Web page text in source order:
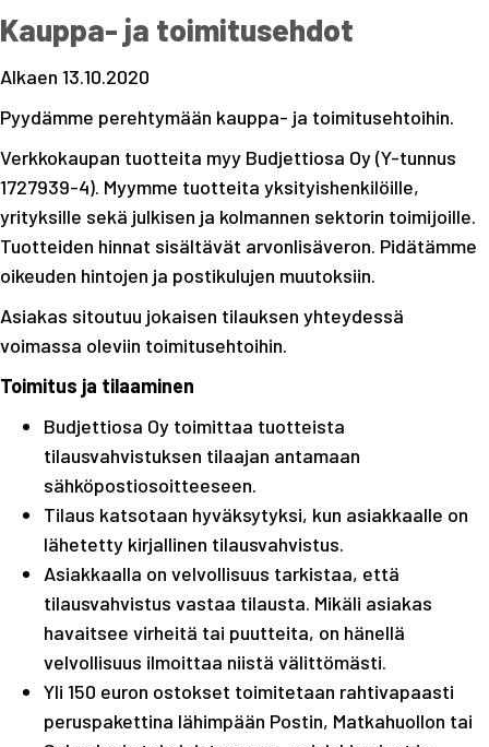
Kauppa- ja toimitusehdot
Alkaen 13.10.2020
Pyydämme perehtymään kauppa- ja toimitusehtoihin.
Verkkokaupan tuotteita myy Budjettiosa Oy (Y-tunnus
1727939-4). Myymme tuotteita yksityishenkilöille,
yrityksille sekä julkisen ja kolmannen sektorin toimijoille.
Tuotteiden hinnat sisältävät arvonlisäveron. Pidätämme
oikeuden hintojen ja postikulujen muutoksiin.
Asiakas sitoutuu jokaisen tilauksen yhteydessä
voimassa oleviin toimitusehtoihin.
Toimitus ja tilaaminen
Budjettiosa Oy toimittaa tuotteista
tilausvahvistuksen tilaajan antamaan
sähköpostiosoitteeseen.
Tilaus katsotaan hyväksytyksi, kun asiakkaalle on
lähetetty kirjallinen tilausvahvistus.
Asiakkaalla on velvollisuus tarkistaa, että
tilausvahvistus vastaa tilausta. Mikäli asiakas
havaitsee virheitä tai puutteita, on hänellä
velvollisuus ilmoittaa niistä välittömästi.
Yli 150 euron ostokset toimitetaan rahtivapaasti
peruspakettina lähimpään Postin, Matkahuollon tai